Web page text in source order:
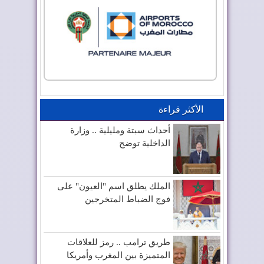
الأكثر قراءة
أحداث سبتة ومليلية .. وزارة
الداخلية توضح
الملك يطلق اسم "العيون" على
فوج الضباط المتخرجين
طريق ترامب .. رمز للعلاقات
المتميزة بين المغرب وأمريكا